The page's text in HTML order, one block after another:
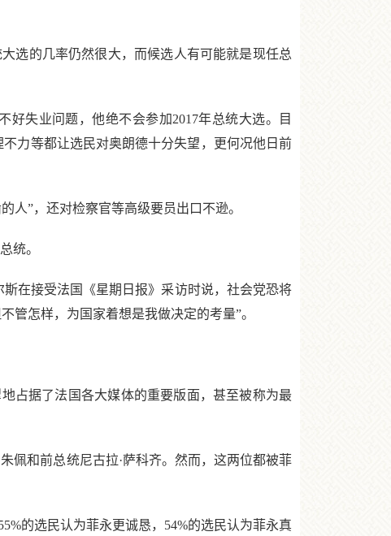
选的几率仍然很大，而候选人有可能就是现任总
失业问题，他绝不会参加2017年总统大选。目
力等都让选民对奥朗德十分失望，更何况他日前
”，还对检察官等高级要员出口不逊。
统。
接受法国《星期日报》采访时说，社会党恐将
管怎样，为国家着想是我做决定的考量”。
占据了法国各大媒体的重要版面，甚至被称为最
和前总统尼古拉·萨科齐。然而，这两位都被菲
的选民认为菲永更诚恳，54%的选民认为菲永真